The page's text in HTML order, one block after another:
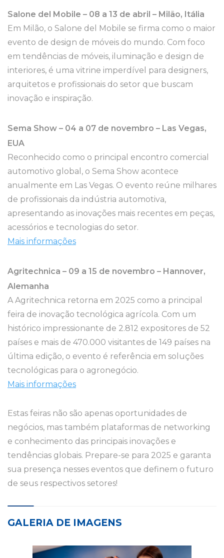
Salone del Mobile – 08 a 13 de abril – Milão, Itália
Em Milão, o Salone del Mobile se firma como o maior
evento de design de móveis do mundo. Com foco
em tendências de móveis, iluminação e design de
interiores, é uma vitrine imperdível para designers,
arquitetos e profissionais do setor que buscam
inovação e inspiração.
Sema Show – 04 a 07 de novembro – Las Vegas,
EUA
Reconhecido como o principal encontro comercial
automotivo global, o Sema Show acontece
anualmente em Las Vegas. O evento reúne milhares
de profissionais da indústria automotiva,
apresentando as inovações mais recentes em peças,
acessórios e tecnologias do setor.
Mais informações
Agritechnica – 09 a 15 de novembro – Hannover,
Alemanha
A Agritechnica retorna em 2025 como a principal
feira de inovação tecnológica agrícola. Com um
histórico impressionante de 2.812 expositores de 52
países e mais de 470.000 visitantes de 149 países na
última edição, o evento é referência em soluções
tecnológicas para o agronegócio.
Mais informações
Estas feiras não são apenas oportunidades de
negócios, mas também plataformas de networking
e conhecimento das principais inovações e
tendências globais. Prepare-se para 2025 e garanta
sua presença nesses eventos que definem o futuro
de seus respectivos setores!
GALERIA DE IMAGENS